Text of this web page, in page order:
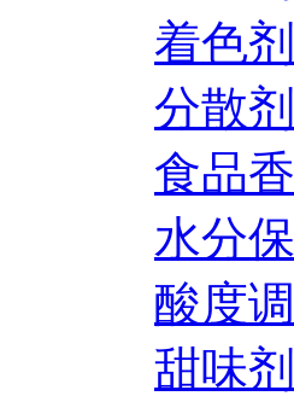
着色剂
分散剂
食品
水分
酸度
甜味剂